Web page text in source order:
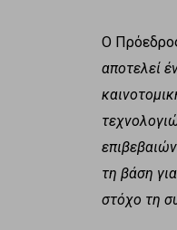
Ο
αποτελεί
τη βάση
στόχο τη